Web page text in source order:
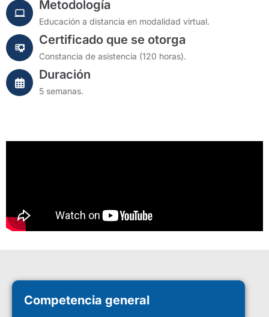
Metodología
Educación a distancia en modalidad virtual.
Certificado que se otorga
Constancia de asistencia (120 horas).
Duración
5 semanas.
Competencia general